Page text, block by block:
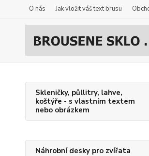
O nás Jak vložit váš text brusu
Skleničky, půllitry, lahve,
koštýře - s vlastním textem
nebo obrázkem
Náhrobní desky pro zvířata